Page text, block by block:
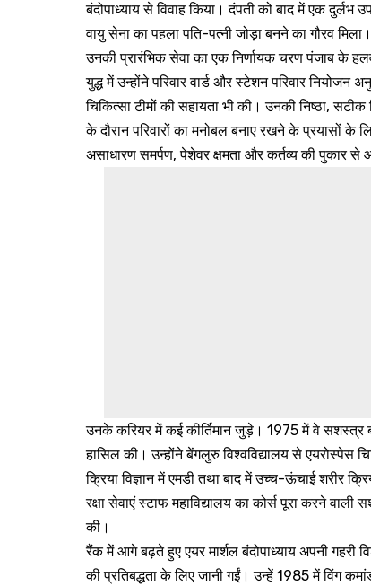
बंदोपाध्याय से विवाह किया। दंपती को बाद में एक दुर्लभ
वायु सेना का पहला पति-पत्नी जोड़ा बनने का गौरव मिला।
उनकी प्रारंभिक सेवा का एक निर्णायक चरण पंजाब के
युद्ध में उन्होंने परिवार वार्ड और स्टेशन परिवार नियोजन
चिकित्सा टीमों की सहायता भी की। उनकी निष्ठा,
के दौरान परिवारों का मनोबल बनाए रखने के प्रयासों के
असाधारण समर्पण, पेशेवर क्षमता और कर्तव्य की पुकार
उनके करियर में कई कीर्तिमान जुड़े। 1975 में वे सशस्त्र
हासिल की। उन्होंने बेंगलुरु विश्वविद्यालय से एयरोस्पेस
क्रिया विज्ञान में एमडी तथा बाद में उच्च-ऊंचाई शरीर
रक्षा सेवाएं स्टाफ महाविद्यालय का कोर्स पूरा करने
की।
रैंक में आगे बढ़ते हुए एयर मार्शल बंदोपाध्याय अपनी गहरी
की प्रतिबद्धता के लिए जानी गईं। उन्हें 1985 में विंग